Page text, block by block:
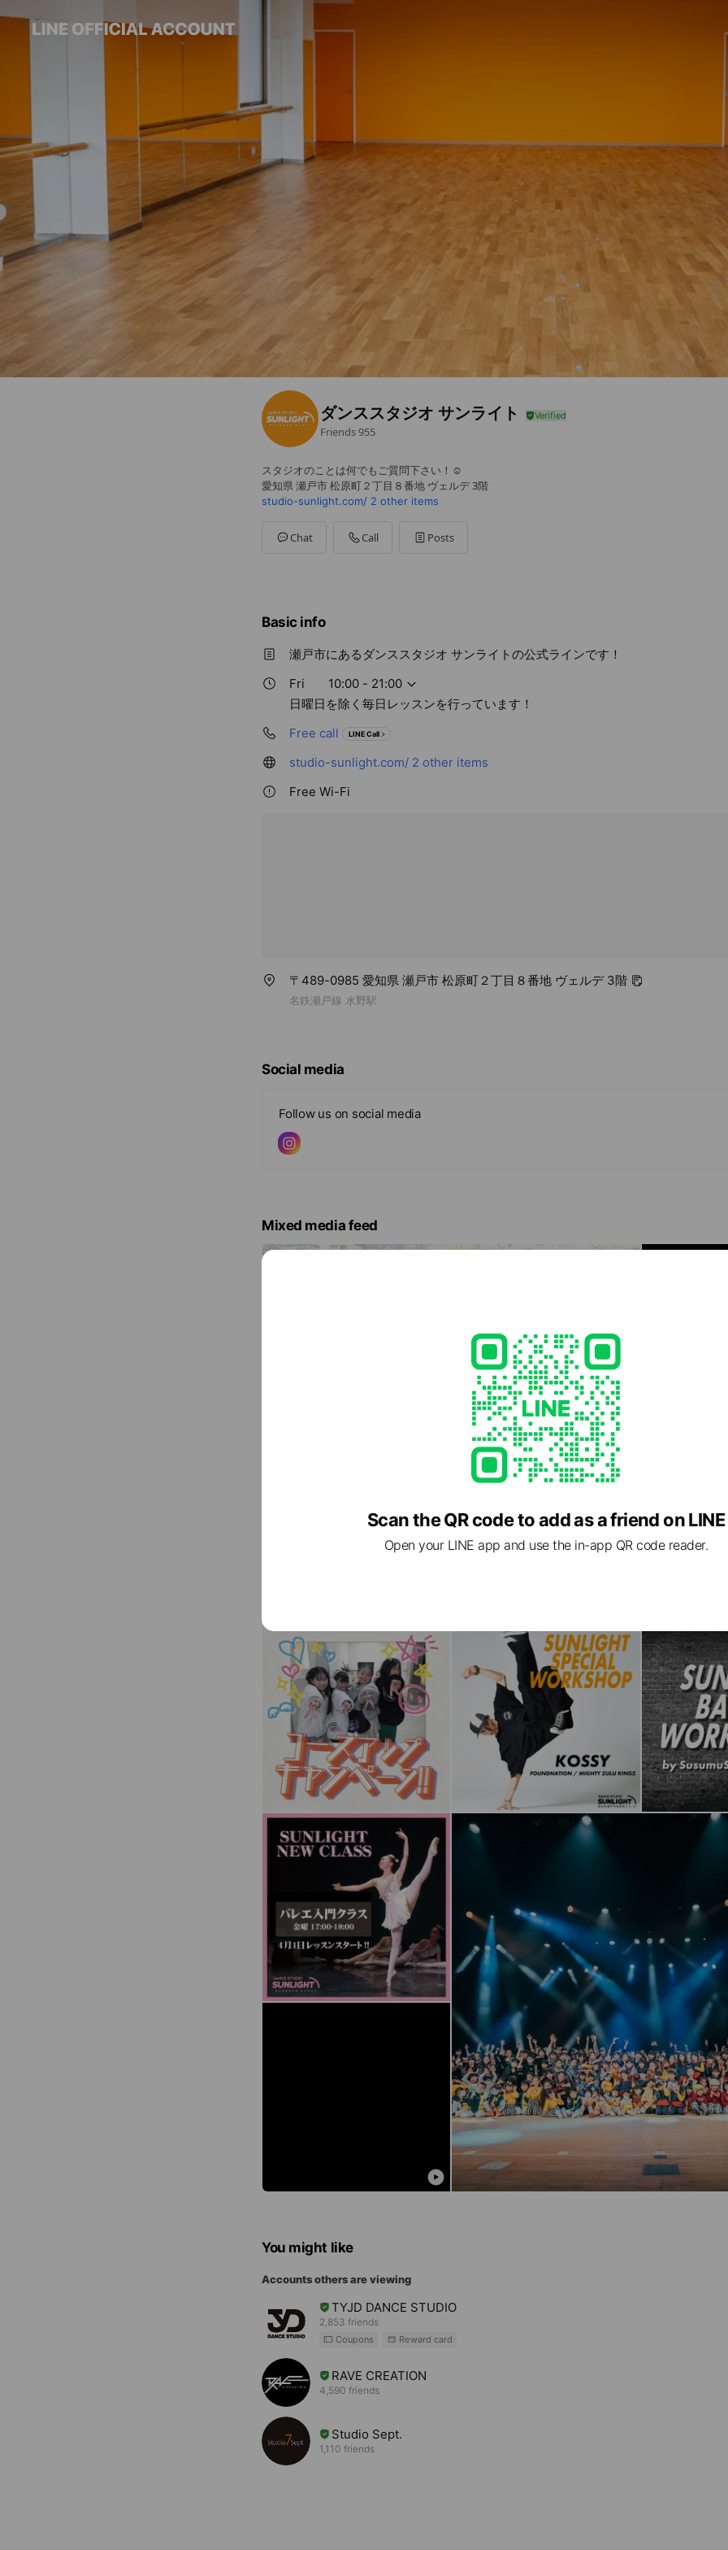
ダンススタジオ サンライト
Friends955
スタジオのことは何でもご質問下さい！☺️
愛知県 瀬戸市 松原町２丁目８番地 ヴェルデ 3階
studio-sunlight.com/ 2 other items
Chat Call Posts
Basic info
瀬戸市にあるダンススタジオ サンライトの公式ラインです！
Fri
10:00 - 21:00
日曜日を除く毎日レッスンを行っています！
Free call
LINE Call
studio-sunlight.com/ 2 other items
Free Wi-Fi
〒489-0985 愛知県 瀬戸市 松原町２丁目８番地 ヴェルデ 3階
名鉄瀬戸線 水野駅
Social media
Follow us on social media
Mixed media feed
You might like
Accounts others are viewing
TYJD DANCE STUDIO
2,853 friends
Coupons Reward card
RAVE CREATION
4,590 friends
Studio Sept.
1,110 friends
Scan the QR code to add as a friend on LINE
Open your LINE app and use the in-app QR code reader.